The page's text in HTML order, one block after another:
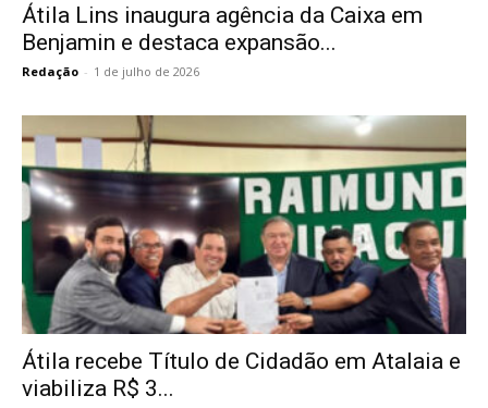
Átila Lins inaugura agência da Caixa em
Benjamin e destaca expansão...
Redação - 1 de julho de 2026
Átila recebe Título de Cidadão em Atalaia e
viabiliza R$ 3...